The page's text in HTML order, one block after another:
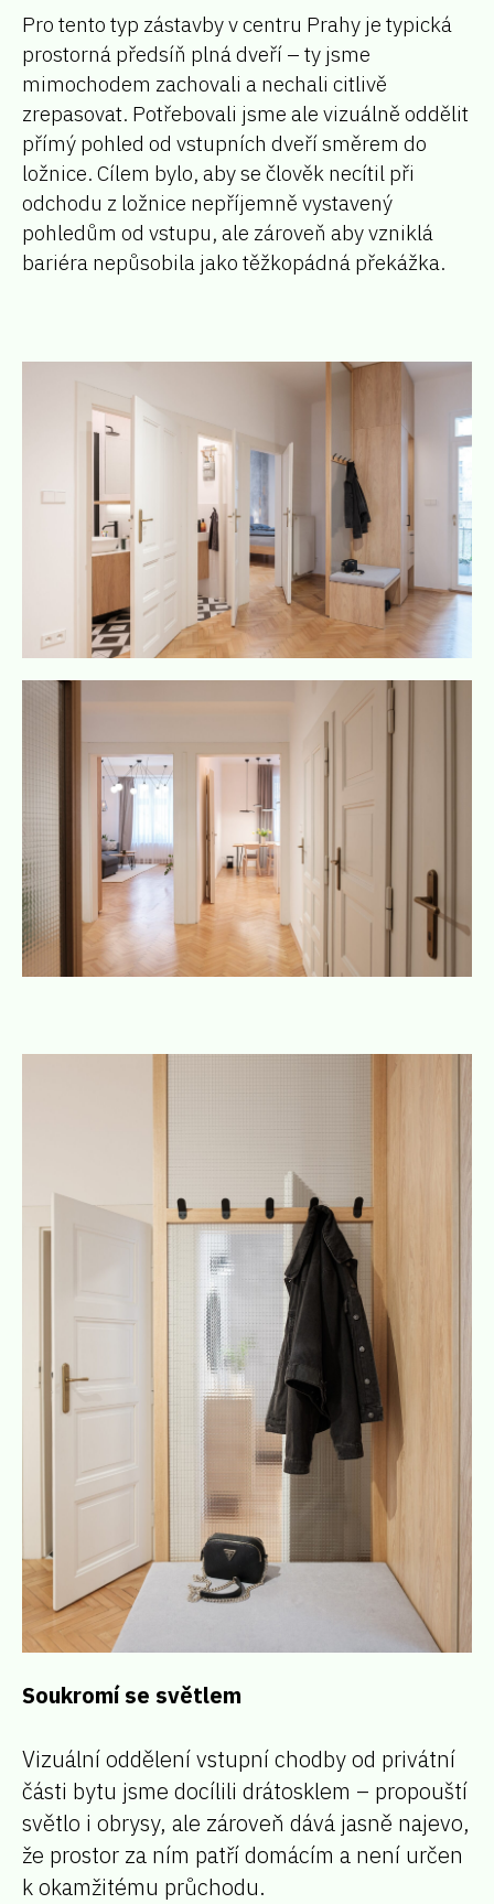
Pro tento typ zástavby v centru Prahy je typická
prostorná předsíň plná dveří – ty jsme
mimochodem zachovali a nechali citlivě
zrepasovat. Potřebovali jsme ale vizuálně oddělit
přímý pohled od vstupních dveří směrem do
ložnice. Cílem bylo, aby se člověk necítil při
odchodu z ložnice nepříjemně vystavený
pohledům od vstupu, ale zároveň aby vzniklá
bariéra nepůsobila jako těžkopádná překážka.
Soukromí se světlem
Vizuální oddělení vstupní chodby od privátní
části bytu jsme docílili drátosklem – propouští
světlo i obrysy, ale zároveň dává jasně najevo,
že prostor za ním patří domácím a není určen
k okamžitému průchodu.